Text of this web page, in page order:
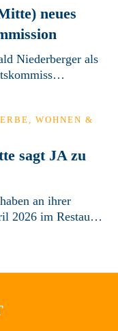
neues
Niederberger als
WOHNEN &
sagt JA zu
an ihrer
2026 im Restau…